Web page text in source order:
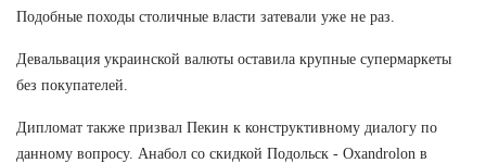
Подобные походы столичные власти затевали уже не раз.
Девальвация украинской валюты оставила крупные супермаркеты
без покупателей.
Дипломат также призвал Пекин к конструктивному диалогу по
данному вопросу. Анабол со скидкой Подольск - Oxandrolon в